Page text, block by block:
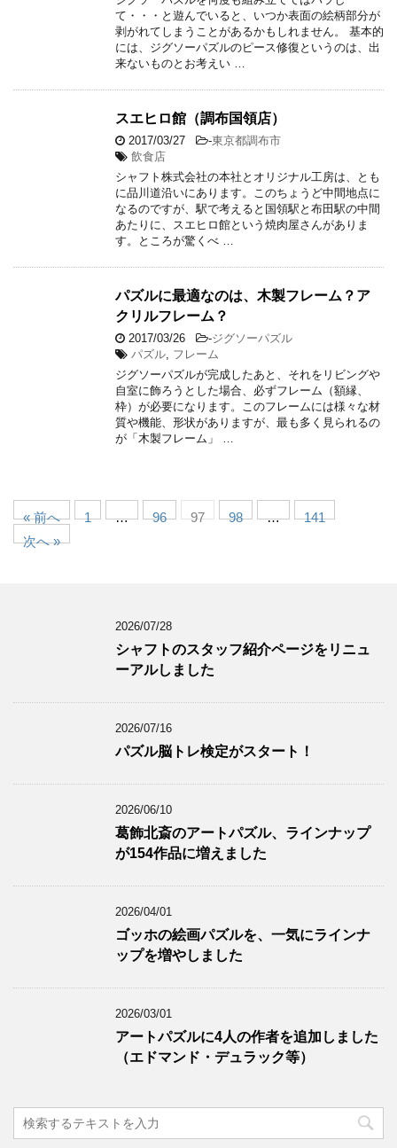
て・・・と遊んでいると、いつか表面の絵柄部分が
剥がれてしまうことがあるかもしれません。 基本的
には、ジグソーパズルのピース修復というのは、出
来ないものとお考えい …
スエヒロ館（調布国領店）
2017/03/27 -東京都調布市
飲食店
シャフト株式会社の本社とオリジナル工房は、とも
に品川道沿いにあります。このちょうど中間地点に
なるのですが、駅で考えると国領駅と布田駅の中間
あたりに、スエヒロ館という焼肉屋さんがありま
す。ところが驚くべ …
パズルに最適なのは、木製フレーム？ア
クリルフレーム？
2017/03/26 -ジグソーパズル
パズル フレーム
ジグソーパズルが完成したあと、それをリビングや
自室に飾ろうとした場合、必ずフレーム（額縁、
枠）が必要になります。このフレームには様々な材
質や機能、形状がありますが、最も多く見られるの
が「木製フレーム」 …
« 前へ 1 … 96 97 98 …
141
次へ »
2026/07/28
シャフトのスタッフ紹介ページをリニュ
ーアルしました
2026/07/16
パズル脳トレ検定がスタート！
2026/06/10
葛飾北斎のアートパズル、ラインナップ
が154作品に増えました
2026/04/01
ゴッホの絵画パズルを、一気にラインナ
ップを増やしました
2026/03/01
アートパズルに4人の作者を追加しました
（エドマンド・デュラック等）